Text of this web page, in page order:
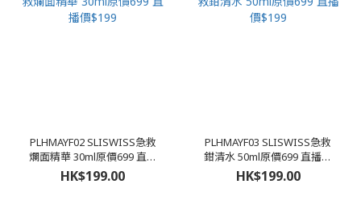
PLHMAYF02 SLISWISS急救
爛面精華 30ml原價699 直播
價$199
HK$199.00
PLHMAYF03 SLISWISS急救
鉗清水 50ml原價699 直播價
$199
HK$199.00